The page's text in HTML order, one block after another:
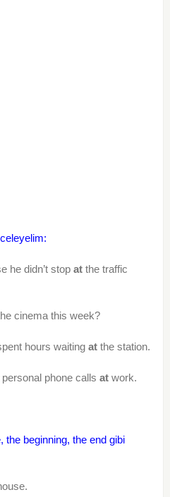
he didn’t stop atthe traffic
cinema this week?
hours waiting atthe station.
phone calls atwork.
the beginning, the end gibi